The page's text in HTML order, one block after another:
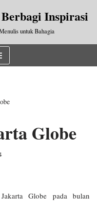
Inspirasi
untuk Bahagia
Globe
Globe pada bulan